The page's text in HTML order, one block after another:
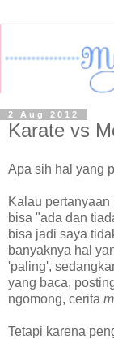
2 Aug 2012
Karate vs
Apa sih hal yang
Kalau
bisa "ada dan
bisa jadi saya
banyaknya hal
'paling',
yang baca,
ngomong, cerita
Tetapi karena